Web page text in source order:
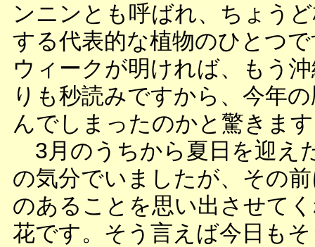
ンニンとも呼ばれ、ちょう
する代表的な植物のひとつ
ウィークが明ければ、もう
りも秒読みですから、今年
んでしまったのかと驚きま
3月のうちから夏日を迎え
の気分でいましたが、その
のあることを思い出させて
花です。そう言えば今日も